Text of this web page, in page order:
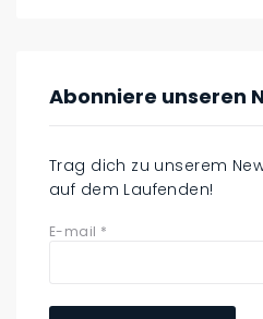
Abonniere unseren
Trag dich zu unserem
auf dem Laufenden!
E-mail *